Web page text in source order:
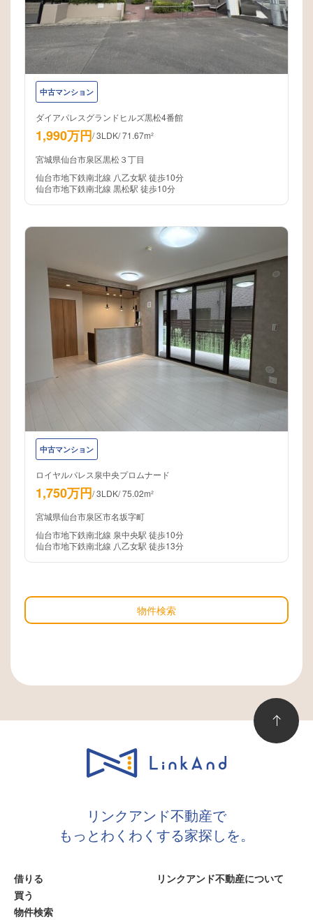
中古マンション
ダイアパレスグランドヒルズ黒松4番館
1,990万円/3LDK/71.67m²
宮城県仙台市泉区黒松３丁目
仙台市地下鉄南北線 八乙女駅 徒歩10分
仙台市地下鉄南北線 黒松駅 徒歩10分
中古マンション
ロイヤルパレス泉中央プロムナード
1,750万円/3LDK/75.02m²
宮城県仙台市泉区市名坂字町
仙台市地下鉄南北線 泉中央駅 徒歩10分
仙台市地下鉄南北線 八乙女駅 徒歩13分
物件検索
リンクアンド不動産で
もっとわくわくする家探しを。
借りる
買う
物件検索
リンクアンド不動産について